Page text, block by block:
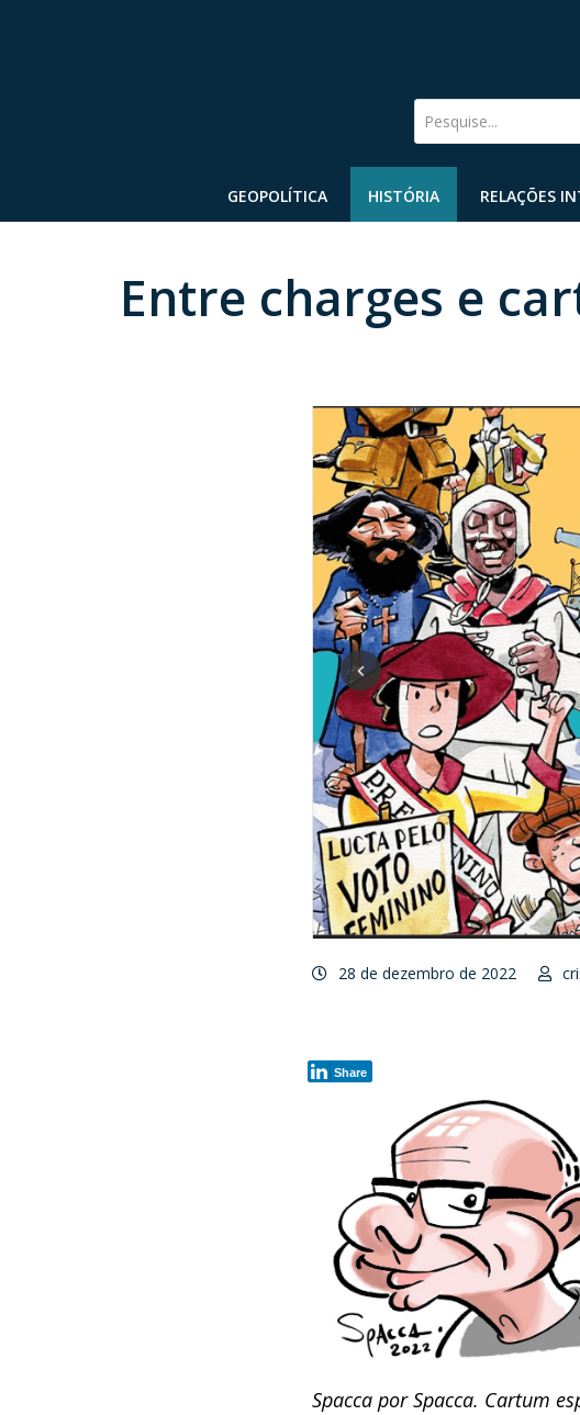
Pesquise...
GEOPOLÍTICA HISTÓRIA RELAÇÕES
Entre charges e
28 de dezembro de 2022
Share
Spacca por Spacca. Cartum